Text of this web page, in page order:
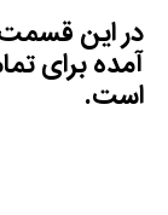
در این
آمده برای
است.